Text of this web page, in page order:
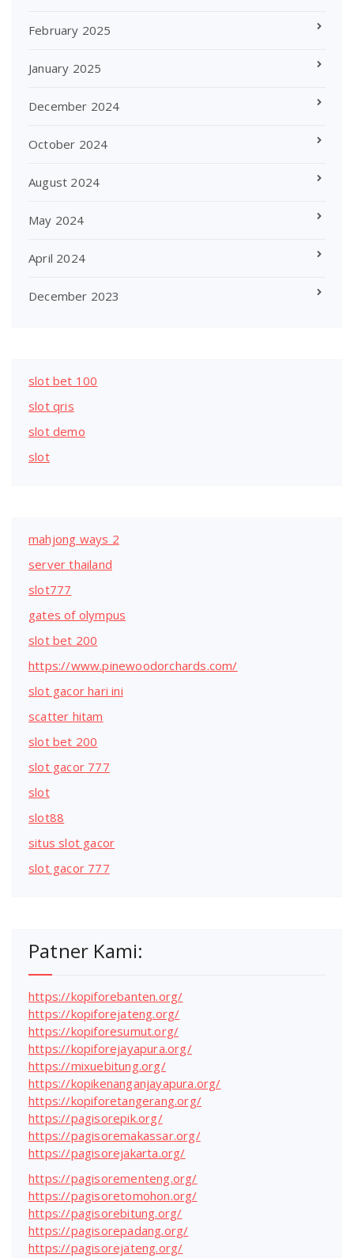
February 2025
January 2025
December 2024
October 2024
August 2024
May 2024
April 2024
December 2023
slot bet 100
slot qris
slot demo
slot
mahjong ways 2
server thailand
slot777
gates of olympus
slot bet 200
https://www.pinewoodorchards.com/
slot gacor hari ini
scatter hitam
slot bet 200
slot gacor 777
slot
slot88
situs slot gacor
slot gacor 777
Patner Kami:
https://kopiforebanten.org/
https://kopiforejateng.org/
https://kopiforesumut.org/
https://kopiforejayapura.org/
https://mixuebitung.org/
https://kopikenanganjayapura.org/
https://kopiforetangerang.org/
https://pagisorepik.org/
https://pagisoremakassar.org/
https://pagisorejakarta.org/
https://pagisorementeng.org/
https://pagisoretomohon.org/
https://pagisorebitung.org/
https://pagisorepadang.org/
https://pagisorejateng.org/